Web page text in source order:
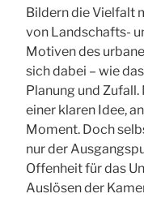
Bildern die Vielfalt
von Landschafts-
Motiven des
sich dabei – wie
Planung und
einer klaren Idee,
Moment. Doch
nur der
Offenheit für das
Auslösen der